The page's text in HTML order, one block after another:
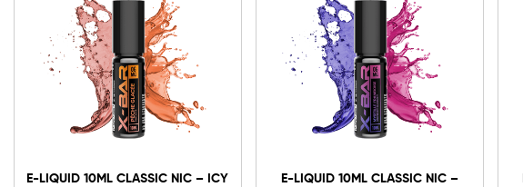
E-LIQUID 10ML CLASSIC NIC – ICY
E-LIQUID 10ML CLASSIC NIC –